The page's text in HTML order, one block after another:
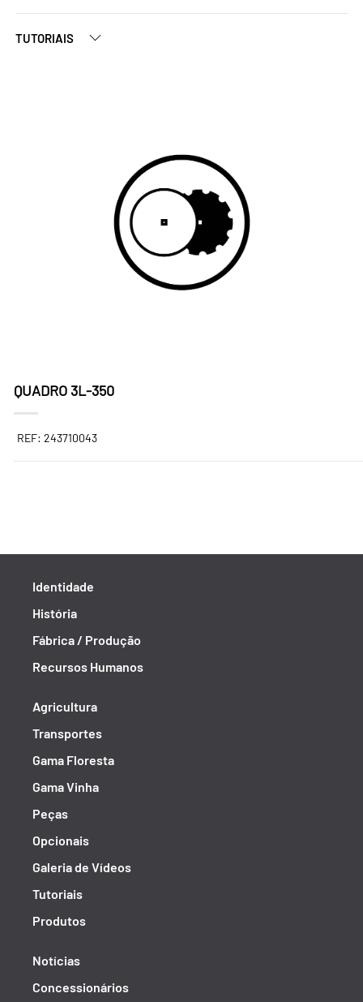
TUTORIAIS
QUADRO 3L-350
REF: 243710043
Identidade
História
Fábrica / Produção
Recursos Humanos
Agricultura
Transportes
Gama Floresta
Gama Vinha
Peças
Opcionais
Galeria de Vídeos
Tutoriais
Produtos
Notícias
Concessionários